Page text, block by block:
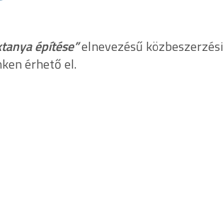
építése”elnevezésű közbeszerzési
érhető el.